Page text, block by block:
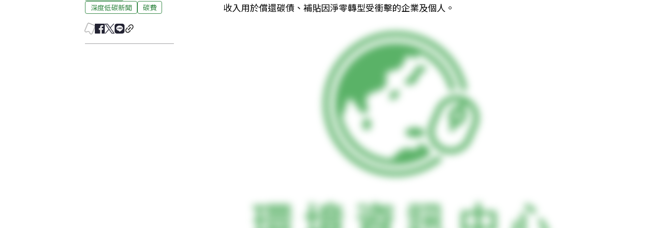
深度低碳新聞
碳費
收入用於償還碳債、補貼因淨零轉型受衝擊的企業及個人。